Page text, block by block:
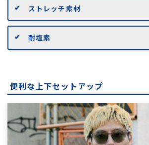
ストレッチ素材
耐塩素
便利な上下セットアップ